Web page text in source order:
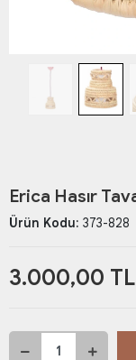
Erica Hasır
Ürün Kodu: 373-828
3.000,00 TL